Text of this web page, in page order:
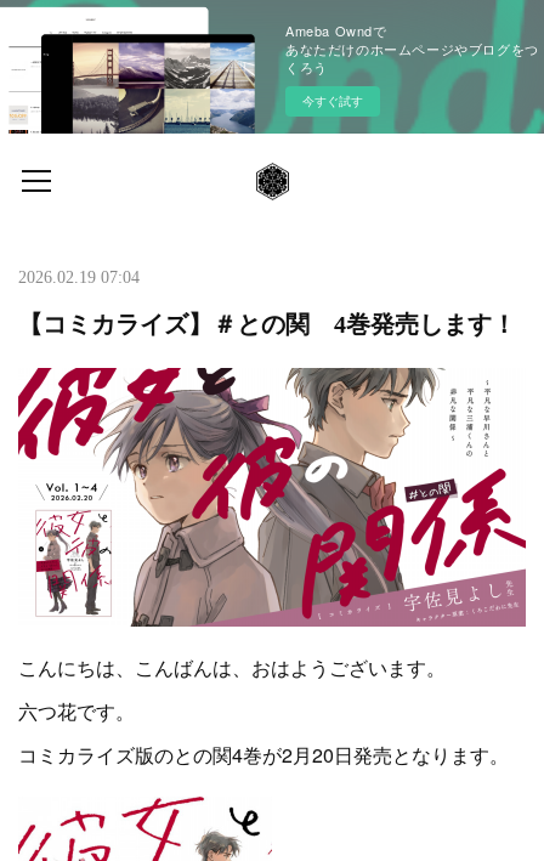
Ameba Owndで
あなただけのホームページやブログをつ
くろう
今すぐ試す
2026.02.19 07:04
【コミカライズ】＃との関 4巻発売します！
こんにちは、こんばんは、おはようございます。
六つ花です。
コミカライズ版のとの関4巻が2月20日発売となります。